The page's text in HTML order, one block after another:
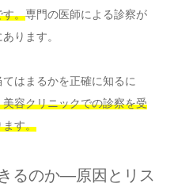
す。専門の医師による診察が
ります。
はまるかを正確に知るに
容クリニックでの診察を受
ます。
るのか―原因とリス